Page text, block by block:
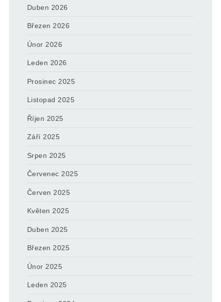
Duben 2026
Březen 2026
Únor 2026
Leden 2026
Prosinec 2025
Listopad 2025
Říjen 2025
Září 2025
Srpen 2025
Červenec 2025
Červen 2025
Květen 2025
Duben 2025
Březen 2025
Únor 2025
Leden 2025